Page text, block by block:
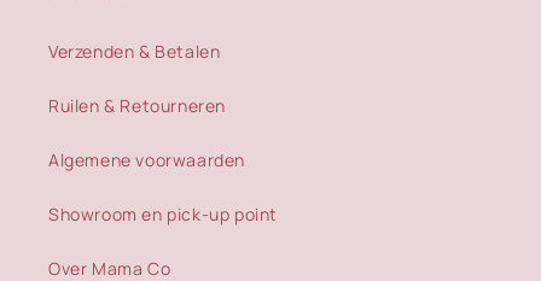
Verzenden & Betalen
Ruilen & Retourneren
Algemene voorwaarden
Showroom en pick-up point
Over Mama Co